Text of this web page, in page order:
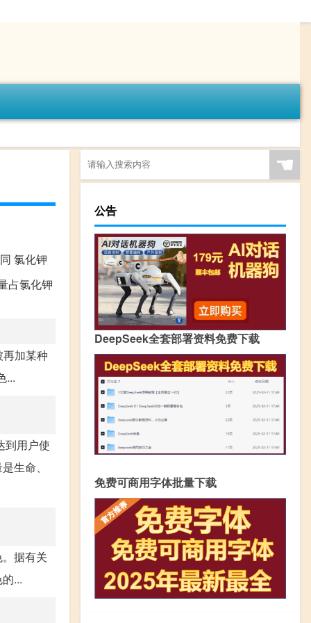
氯化钾
占氯化钾
加某种
...
到用户使
生命、
据有关
...
☚
公告
DeepSeek全套部署资料免费下载
免费可商用字体批量下载